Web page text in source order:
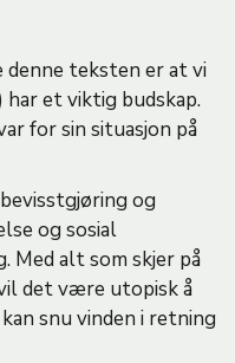
teksten er at vi
et viktig budskap.
for sin situasjon på
og
og sosial
Med alt som skjer på
det være utopisk å
snu vinden i retning